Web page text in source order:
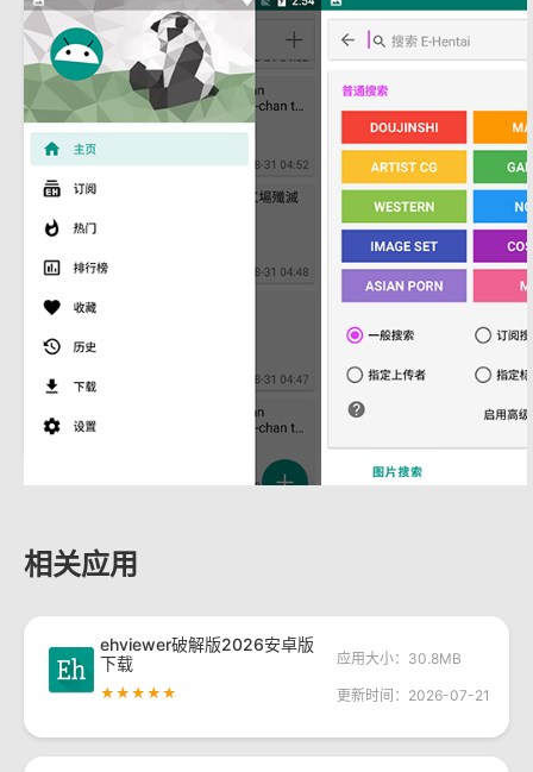
相关应用
ehviewer破解版2026安卓版
下载
★★★★★
应用大小：30.8MB
更新时间：2026-07-21